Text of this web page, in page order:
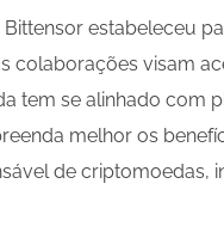
Bittensor estabeleceu
colaborações visam
tem se alinhado com
melhor os
de criptomoedas,